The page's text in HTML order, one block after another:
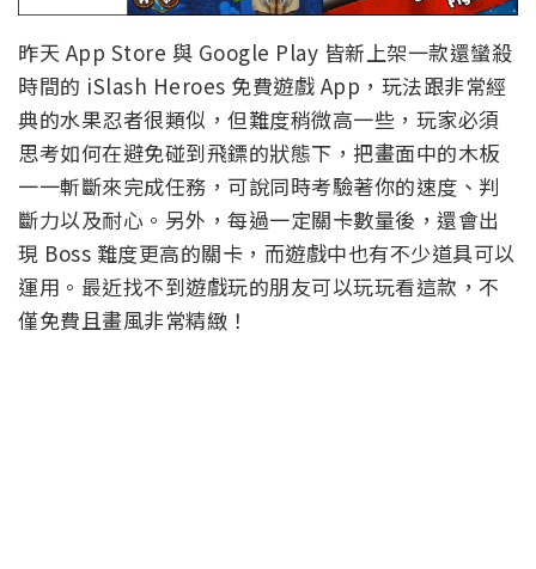
昨天 App Store 與 Google Play 皆新上架一款還蠻殺
時間的 iSlash Heroes 免費遊戲 App，玩法跟非常經
典的水果忍者很類似，但難度稍微高一些，玩家必須
思考如何在避免碰到飛鏢的狀態下，把畫面中的木板
一一斬斷來完成任務，可說同時考驗著你的速度、判
斷力以及耐心。另外，每過一定關卡數量後，還會出
現 Boss 難度更高的關卡，而遊戲中也有不少道具可以
運用。最近找不到遊戲玩的朋友可以玩玩看這款，不
僅免費且畫風非常精緻！